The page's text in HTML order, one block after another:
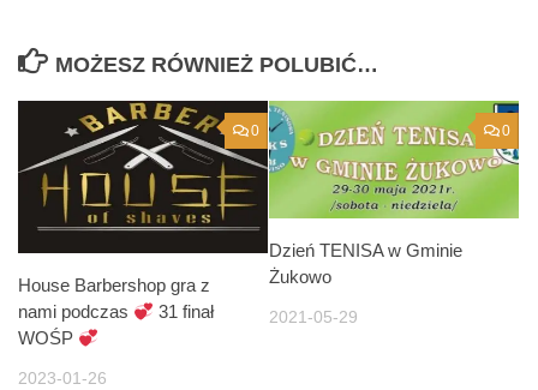
MOŻESZ RÓWNIEŻ POLUBIĆ…
0
House Barbershop gra z
nami podczas
31 finał
WOŚP
2023-01-26
0
Dzień TENISA w Gminie
Żukowo
2021-05-29